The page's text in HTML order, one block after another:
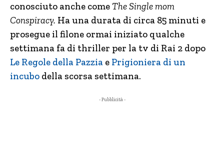
conosciuto anche comeThe Single mom
Conspiracy. Ha una durata di circa 85 minuti e
prosegue il filone ormai iniziato qualche
settimana fa di thriller per la tv di Rai 2 dopo
Le Regole della Pazzia e Prigioniera di un
incubo della scorsa settimana.
- Pubblicità -